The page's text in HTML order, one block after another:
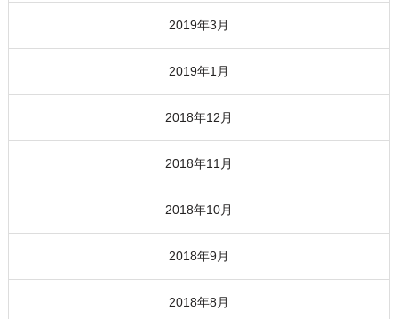
2019年3月
2019年1月
2018年12月
2018年11月
2018年10月
2018年9月
2018年8月